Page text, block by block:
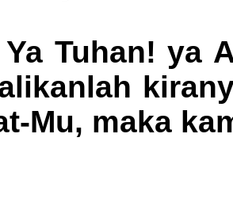
Ya Tuhan! ya
Mu, maka